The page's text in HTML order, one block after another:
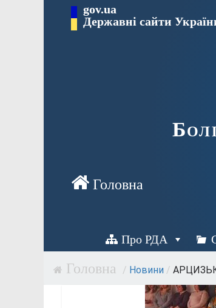
Перейти gov.ua
Державні сайти
Про РДА
/ Новини /